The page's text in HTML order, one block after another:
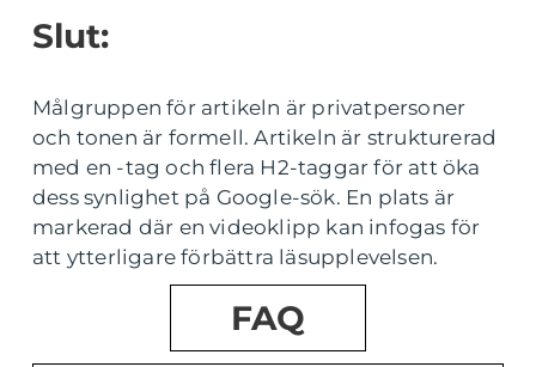
Slut:
Målgruppen för artikeln är privatpersoner
och tonen är formell. Artikeln är strukturerad
med en -tag och flera H2-taggar för att öka
dess synlighet på Google-sök. En plats är
markerad där en videoklipp kan infogas för
att ytterligare förbättra läsupplevelsen.
FAQ